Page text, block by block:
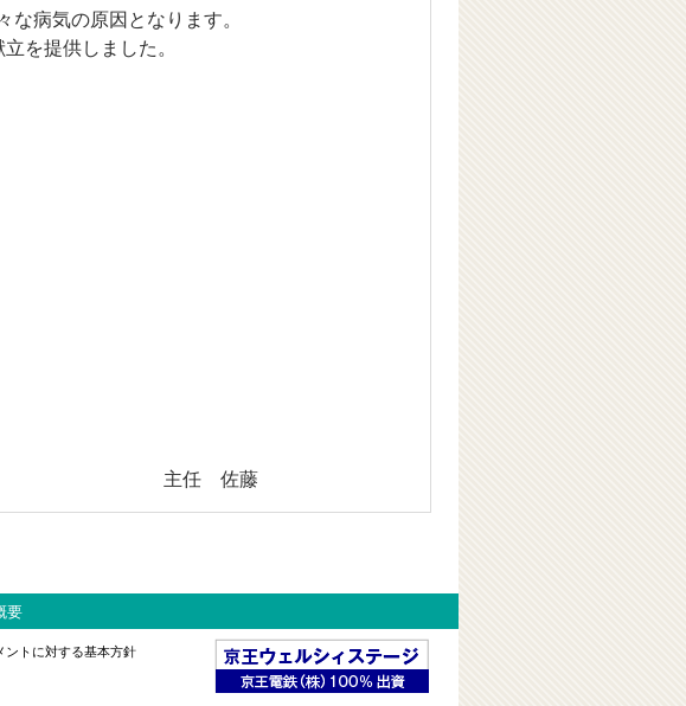
病気の原因となります。
を提供しました。
主任 佐藤
要
ントに対する基本方針